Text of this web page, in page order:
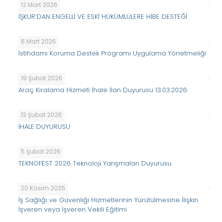
12 Mart 2026
İŞKUR’DAN ENGELLİ VE ESKİ HÜKÜMLÜLERE HİBE DESTEĞİ
6 Mart 2026
İstihdamı Koruma Destek Programı Uygulama Yönetmeliği
19 Şubat 2026
Araç Kiralama Hizmeti İhale İlan Duyurusu 13.03.2026
13 Şubat 2026
İHALE DUYURUSU
5 Şubat 2026
TEKNOFEST 2026 Teknoloji Yarışmaları Duyurusu
20 Kasım 2025
İş Sağlığı ve Güvenliği Hizmetlerinin Yürütülmesine İlişkin
İşveren veya İşveren Vekili Eğitimi